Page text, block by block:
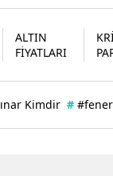
Tokat
Trabzon
Şanlıurfa
ALTIN
FİYATLARI
Kimdir #